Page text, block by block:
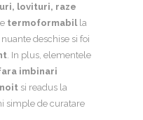
lovituri, raze
termoformabilla
deschise si foi
. In plus, elementele
imbinari
si readus la
simple de curatare